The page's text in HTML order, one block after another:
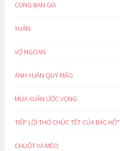
CÙNG BẠN GIÀ
XUÂN
VỢ NGOAN
ÁNH XUÂN QUÝ MÃO
MÙA XUÂN ƯỚC VỌNG
TIẾP LỜI THƠ CHÚC TẾT CỦA BÁC HỒ*
CHUỘT VÀ MÈO